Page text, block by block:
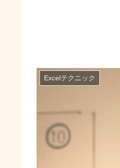
Excelテクニック